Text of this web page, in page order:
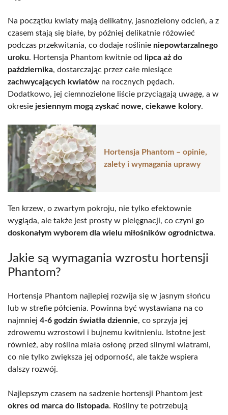
Na początku kwiaty mają delikatny, jasnozielony odcień, a z
czasem stają się białe, by później delikatnie różowieć
podczas przekwitania, co dodaje roślinie niepowtarzalnego
uroku. Hortensja Phantom kwitnie od
lipca aż do
października, dostarczając przez całe miesiące
zachwycających kwiatów na rocznych pędach.
Dodatkowo, jej ciemnozielone liście przyciągają uwagę, a w
okresie jesiennym mogą zyskać nowe, ciekawe kolory.
Hortensja Phantom – opinie,
zalety i wymagania uprawy
Ten krzew, o zwartym pokroju, nie tylko efektownie
wygląda, ale także jest prosty w pielęgnacji, co czyni go
doskonałym wyborem dla wielu miłośników ogrodnictwa.
Jakie są wymagania wzrostu hortensji
Phantom?
Hortensja Phantom najlepiej rozwija się w jasnym słońcu
lub w strefie półcienia. Powinna być wystawiana na co
najmniej 4-6 godzin światła dziennie, co sprzyja jej
zdrowemu wzrostowi i bujnemu kwitnieniu. Istotne jest
również, aby roślina miała osłonę przed silnymi wiatrami,
co nie tylko zwiększa jej odporność, ale także wspiera
dalszy rozwój.
Najlepszym czasem na sadzenie hortensji Phantom jest
okres od marca do listopada. Rośliny te potrzebują